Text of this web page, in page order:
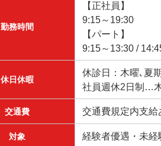
勤務時間
【正社員】
9:15～19:30
【パート】
9:15～13:30 /
休日休暇
休診日：木曜､夏
社員週休2日制…
交通費 交通費規定内支給
対象 経験者優遇・未経